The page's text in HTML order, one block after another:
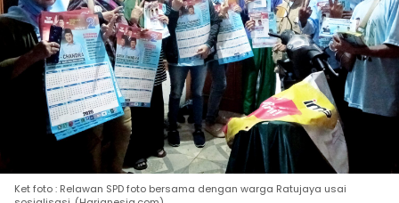
Ket foto : Relawan SPD foto bersama dengan warga Ratujaya usai